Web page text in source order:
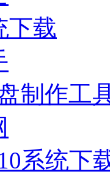
下载
制作工
系统下